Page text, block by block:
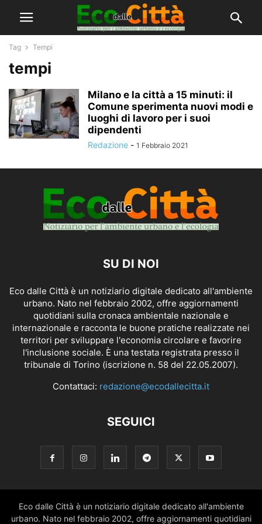
Tag Tempi
tempi
Milano e la città a 15 minuti: il
Comune sperimenta nuovi modi e
luoghi di lavoro per i suoi
dipendenti
Redazione - 1 Febbraio 2021
SU DI NOI
Eco dalle Città è un notiziario digitale dedicato all'ambiente
urbano. Nato nel febbraio 2002, offre aggiornamenti
quotidiani sulla cronaca ambientale nazionale e
internazionale e racconta le buone pratiche realizzate nei
territori per sviluppare l'economia circolare e favorire
l'inclusione sociale. È una testata registrata presso il
tribunale di Torino (iscrizione n. 58 del 22.05.2007).
Contattaci: redazione@ecodallecitta.it
SEGUICI
Eco dalle Città è un notiziario digitale dedicato all'ambiente
urbano. Nato nel febbraio 2002, offre aggiornamenti quotidiani